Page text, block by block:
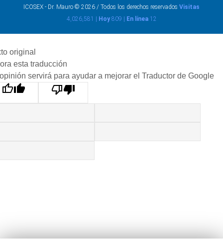
ICOSEX - Dr. Mauro © 2026 / Todos los derechos reservados Visitas
4,026,581 |
Hoy 809 | En línea 12
original
esta traducción
servirá para ayudar a mejorar el Traductor de Google